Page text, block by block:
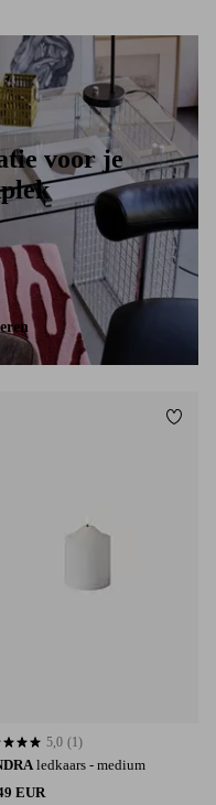
voor je
aan favorieten
ledkaars - medium
EUR
basis van 1 beoordelingen
5,0 (1)